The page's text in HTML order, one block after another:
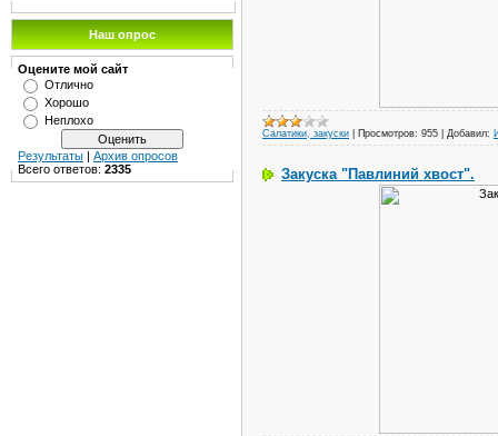
Наш опрос
Оцените мой сайт
Отлично
Хорошо
Неплохо
Результаты | Архив опросов
Всего ответов: 2335
Салатики, закуски Просмотров: 955 Добавил:
Закуска "Павлиний хвост".